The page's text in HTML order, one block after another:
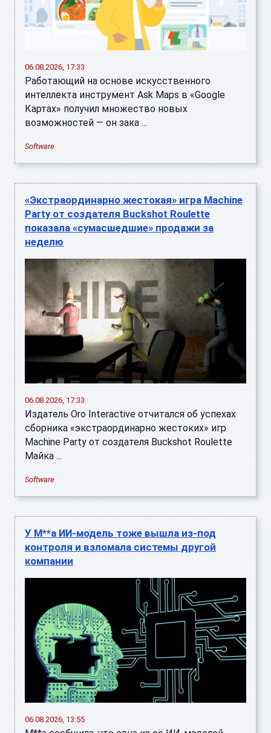
06.08.2026, 17:33
Работающий на основе искусственного
интеллекта инструмент Ask Maps в «Google
Картах» получил множество новых
возможностей — он зака ...
Software
«Экстраординарно жестокая» игра Machine
Party от создателя Buckshot Roulette
показала «сумасшедшие» продажи за
неделю
06.08.2026, 17:33
Издатель Oro Interactive отчитался об успехах
сборника «экстраординарно жестоких» игр
Machine Party от создателя Buckshot Roulette
Майка ...
Software
У M**a ИИ-модель тоже вышла из-под
контроля и взломала системы другой
компании
06.08.2026, 13:55